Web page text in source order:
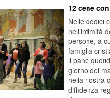
12 cene
Nelle dodici
nell’intimità
persone, a
famiglia
il pane
giorno del
nella nostra
diffidenza